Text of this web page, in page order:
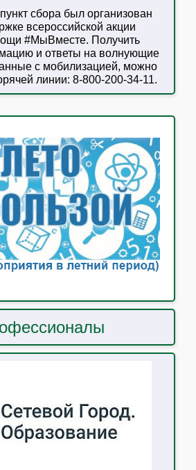
сбора был организован
всероссийской акции
#МыВместе. Получить
и ответы на волнующие
с мобилизацией, можно
линии: 8-800-200-34-11.